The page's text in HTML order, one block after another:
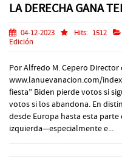
LA DERECHA GANA
04-12-2023 Hits: 1512
Edición
Por Alfredo M. Cepero Director
www.lanuevanacion.com/
fiesta” Biden pierde votos si
votos si los abandona. En
desde Europa hasta esta
izquierda—especialmente e...